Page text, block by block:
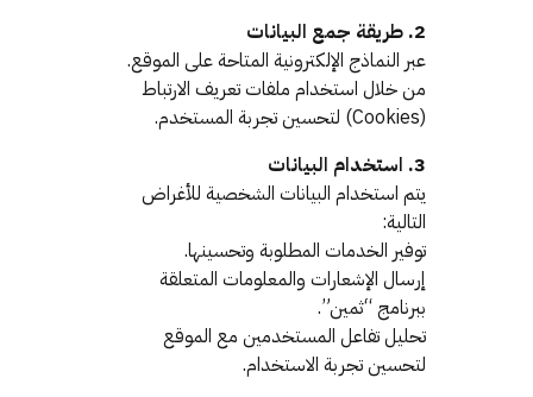
2. طريقة جمع البيانات
عبر النماذج الإلكترونية المتاحة على الموقع.
من خلال استخدام ملفات تعريف الارتباط
(Cookies) لتحسين تجربة المستخدم.
3. استخدام البيانات
يتم استخدام البيانات الشخصية للأغراض
التالية:
توفير الخدمات المطلوبة وتحسينها.
إرسال الإشعارات والمعلومات المتعلقة
ببرنامج “ثمين”.
تحليل تفاعل المستخدمين مع الموقع
لتحسين تجربة الاستخدام.